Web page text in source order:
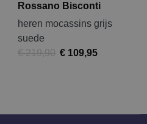
Rossano Bisconti
heren mocassins grijs
suede
€ 219,90 € 109,95